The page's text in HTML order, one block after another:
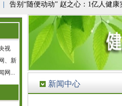
告别“随便动动” 赵之心：1亿人健康实
视
、新
网...
新闻中心